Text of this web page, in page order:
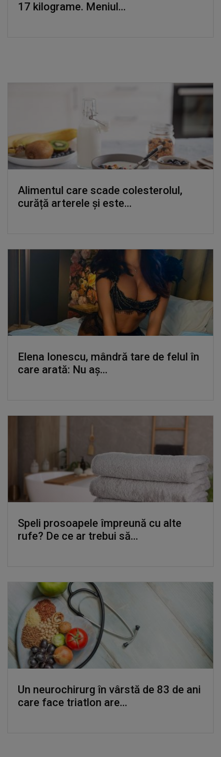
17 kilograme. Meniul...
Alimentul care scade colesterolul,
curăță arterele și este...
Elena Ionescu, mândră tare de felul în
care arată: Nu aș...
Speli prosoapele împreună cu alte
rufe? De ce ar trebui să...
Un neurochirurg în vârstă de 83 de ani
care face triatlon are...